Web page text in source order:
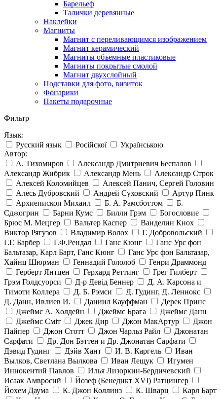
Барельеф
Талички деревянные
Наклейки
Магниты
Магнит с переливающимся изображением
Магнит керамический
Магниты объемные пластиковые
Магниты покрытые смолой
Магнит двухслойный
Подставки для фото, визиток
Фонарики
Пакеты подарочные
Фильтр
Язык:
Русский язык
Російскої
Українською
Автор:
А. Тихомиров
Александр Дмитриевич Беспалов
Александр Жибрик
Александр Мень
Александр Строк
Алексей Коломийцев
Алексей Панич, Сергей Головин
Алесь Дубровский
Андрей Суховский
Артур Пинк
Архиепископ Михаил
Б. А. Рамсботтом
Б.
Сджогрин
Барни Кумс Билли Грэм
Богословие
Брюс М. Мецгер
Вальтер Каспер
Ванделин Кнох
Виктор Рягузов
Владимир Волох
Г. Добровольский
Г.Г. Барбер
Г.Ф.Рендал Ганс Кюнг
Ганс Урс фон
Бальтазар, Карл Барт, Ганс Кюнг
Ганс Урс фон Бальтазар,
Хайнц Шюрман
Геннадий Гололоб
Генри Драммонд
Герберт Янтцен
Герхард Реттинг
Грег Гилберт
Грэм Голдсуорси
Д-р Девід Беннер
Д. А. Карсона и
Тимоти Коллера
Д. Б. Рэмси
Д. Гудинг, Д. Леннокс
Д. Данн, Ивлиев И.
Даниил Кауффман
Дерек Принс
Джеймс А. Холдейн
Джеймс Брага
Джеймс Данн
Джеймс Сміт
Джек Дир Джон МакАртур
Джон
Пайпер
Джон Стотт Джон Чарльз Райл
Джонатан
Сарфати
Др. Дон Бэттен и Др. Джонатан Сарфати
Дэвид Гудинг
Дэйв Хант И. В. Каргель
Иван
Вылков, Светлана Вылкова
Иван Лещук
Игумен
Иннокентий Павлов
Илья Лизоркин-Бердичевский
Исаак Амвросий
Йозеф (Бенедикт ХVI) Ратцингер
Йохем Даума
К. Джон Коллинз К. Шварц
Карл Барт